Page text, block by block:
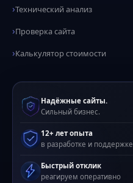
Технический анализ
Проверка сайта
Калькулятор стоимости
Надёжные сайты.
Сильный бизнес.
12+ лет опыта
в разработке и поддержке
Быстрый отклик
реагируем оперативно